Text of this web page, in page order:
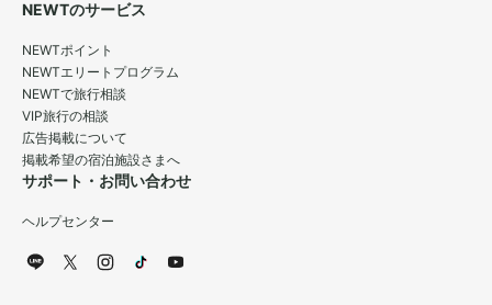
NEWTのサービス
NEWTポイント
NEWTエリートプログラム
NEWTで旅行相談
VIP旅行の相談
広告掲載について
掲載希望の宿泊施設さまへ
サポート・お問い合わせ
ヘルプセンター